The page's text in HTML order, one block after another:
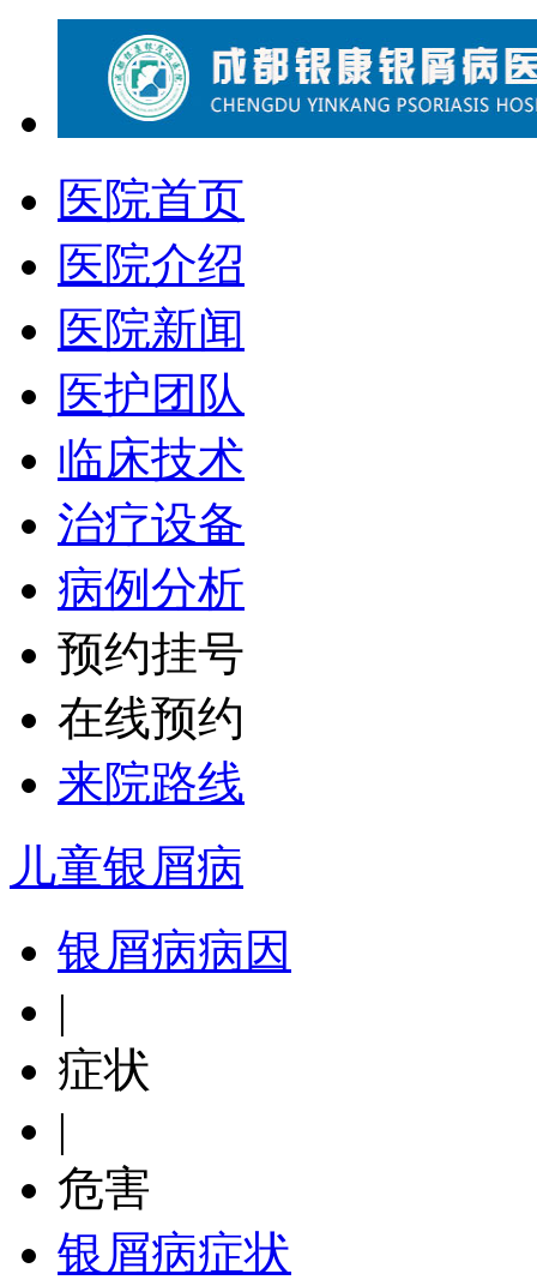
医院首页
医院介绍
医院新闻
医护团队
临床技术
治疗设备
病例分析
预约挂号
在线预约
来院路线
儿童银屑病
银屑病病因
|
症状
|
危害
银屑病症状